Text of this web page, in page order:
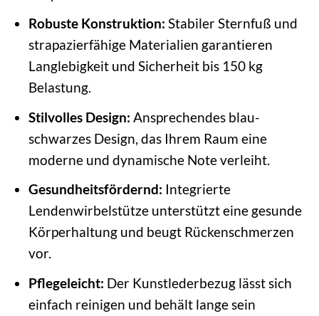
Robuste Konstruktion: Stabiler Sternfuß und
strapazierfähige Materialien garantieren
Langlebigkeit und Sicherheit bis 150 kg
Belastung.
Stilvolles Design: Ansprechendes blau-
schwarzes Design, das Ihrem Raum eine
moderne und dynamische Note verleiht.
Gesundheitsfördernd: Integrierte
Lendenwirbelstütze unterstützt eine gesunde
Körperhaltung und beugt Rückenschmerzen
vor.
Pflegeleicht: Der Kunstlederbezug lässt sich
einfach reinigen und behält lange sein